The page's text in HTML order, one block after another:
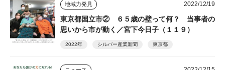
地域力発見 2022/12/19
東京都国立市② ６５歳の壁って何？ 当事者の
思いから市が動く／宮下今日子（１１９）
2022年 シルバー産業新聞 東京都